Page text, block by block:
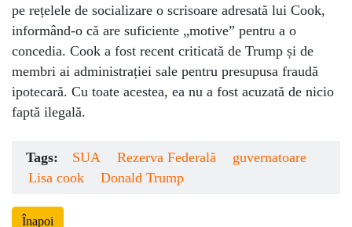
pe rețelele de socializare o scrisoare adresată lui Cook,
informând-o că are suficiente „motive” pentru a o
concedia. Cook a fost recent criticată de Trump și de
membri ai administrației sale pentru presupusa fraudă
ipotecară. Cu toate acestea, ea nu a fost acuzată de nicio
faptă ilegală.
Tags: SUA Rezerva Federală
guvernatoare
Lisa cook
Donald Trump
Înapoi